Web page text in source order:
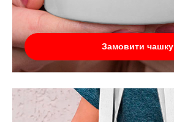
Замовити чашку